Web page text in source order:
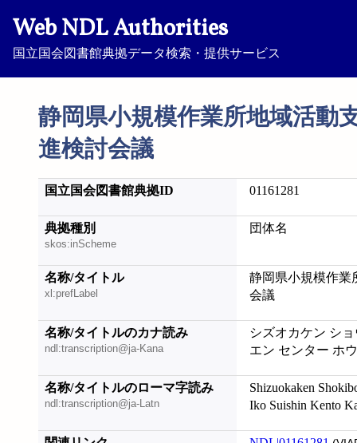
Web NDL Authorities
国立国会図書館典拠データ検索・提供サービス
静岡県小規模作業所地域活動
進検討会議
国立国会図書館典拠ID 01161281
典拠種別
skos:inScheme
団体名
名称/タイトル
xl:prefLabel
静岡県小規模作業
会議
名称/タイトルのカナ読み
ndl:transcription@ja-Kana
シズオカケン シ
エン センター ホ
名称/タイトルのローマ字読み
ndl:transcription@ja-Latn
Shizuokaken
Iko Suishin Kento